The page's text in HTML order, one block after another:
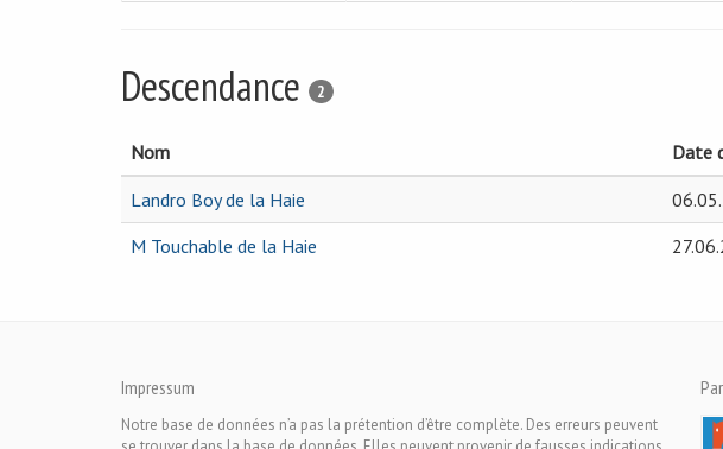
Descendance 2
Nom Date
Landro Boy de la Haie
M Touchable de la Haie
Impressum
Notre base de données n’a pas la prétention d’être complète. Des erreurs peuvent